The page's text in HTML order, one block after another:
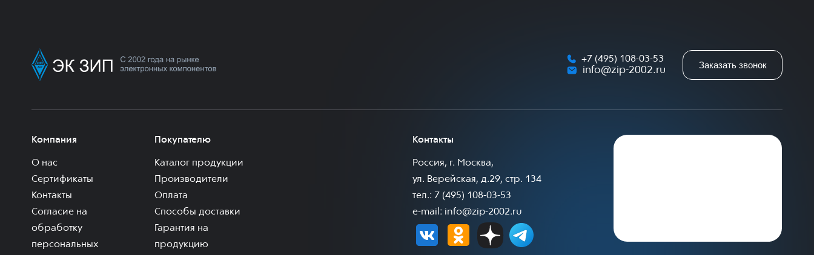
+7 (495) 108-03-53
info@zip-2002.ru
Заказать звонок
Компания
О нас
Сертификаты
Контакты
Согласие на
обработку
персональных
Покупателю
Каталог продукции
Производители
Оплата
Способы доставки
Гарантия на
продукцию
Контакты
Россия, г. Москва,
ул. Верейская, д.29, стр. 134
тел.: 7 (495) 108-03-53
e-mail: info@zip-2002.ru